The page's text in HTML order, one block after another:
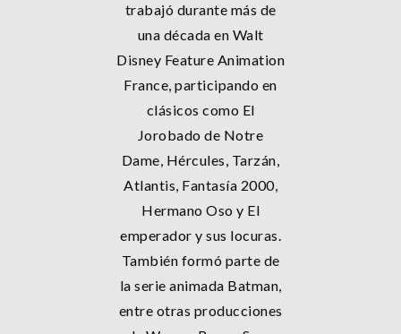
trabajó durante más de
una década en Walt
Disney Feature Animation
France, participando en
clásicos como El
Jorobado de Notre
Dame, Hércules, Tarzán,
Atlantis, Fantasía 2000,
Hermano Oso y El
emperador y sus locuras.
También formó parte de
la serie animada Batman,
entre otras producciones